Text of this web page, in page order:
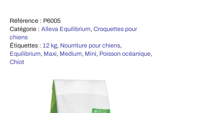
Référence : P6005
Catégorie : Alleva Equilibrium, Croquettes pour
chiens
Étiquettes : 12 kg, Nourriture pour chiens,
Equilibrium, Maxi, Medium, Mini, Poisson océanique,
Chiot